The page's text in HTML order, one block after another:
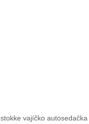
stokke vajíčko autosedačka